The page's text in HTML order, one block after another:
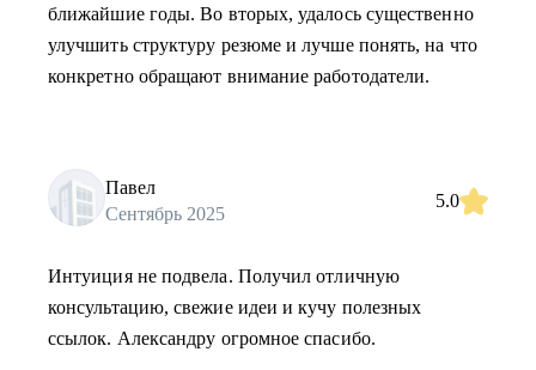
ближайшие годы. Во вторых, удалось существенно
улучшить структуру резюме и лучше понять, на что
конкретно обращают внимание работодатели.
Павел
Сентябрь 2025
5.0
Интуиция не подвела. Получил отличную
консультацию, свежие идеи и кучу полезных
ссылок. Александру огромное спасибо.